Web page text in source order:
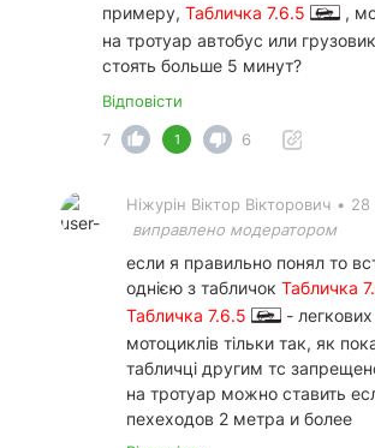
примеру, Табличка 7.6.5
,
на тротуар автобус или
стоять больше 5 минут?
Відповісти
7
1 6
Ніжурін Віктор Вікторович • 28
виправлено модератором
если я правильно понял то
однією з табличок Табличка
Табличка 7.6.5
- легкових
мотоциклів тільки так, як
табличці другим тс
на тротуар можно ставить
пехеходов 2 метра и более